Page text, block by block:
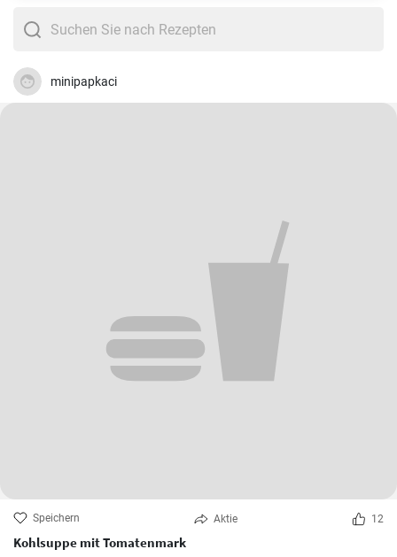
Apfelkuchen mit Vanillepudding
Blumenkohl mit Käse überbacken
minipapkaci
Speichern Aktie 12
Kohlsuppe mit Tomatenmark